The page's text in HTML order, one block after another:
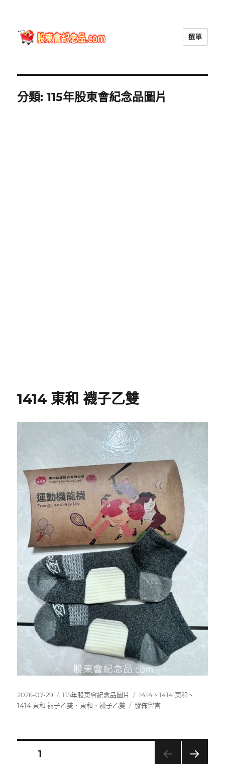
選單
分類:115年股東會紀念品圖片
1414 東和 襪子乙雙
發
佈
2026-07-29
分
類
115年股東會紀念品圖片
標
籤
1414 、1414 東和 、
1414 東和 襪子乙雙 、 東和 、襪子乙雙
在
發佈留言
頁次1